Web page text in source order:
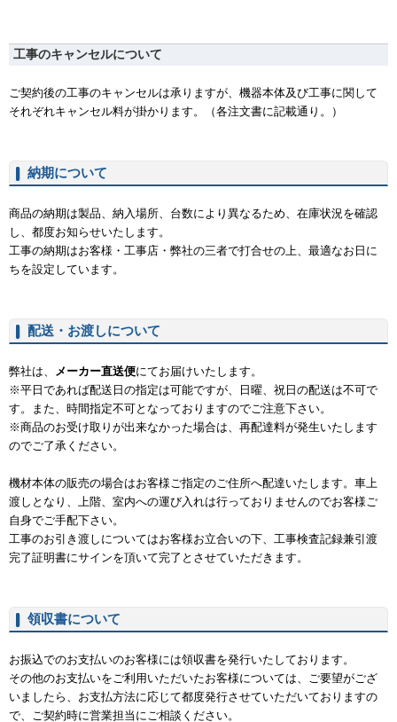
工事のキャンセルについて
ご契約後の工事のキャンセルは承りますが、機器本体及び工事に関して
それぞれキャンセル料が掛かります。（各注文書に記載通り。）
納期について
商品の納期は製品、納入場所、台数により異なるため、在庫状況を確認
し、都度お知らせいたします。
工事の納期はお客様・工事店・弊社の三者で打合せの上、最適なお日に
ちを設定しています。
配送・お渡しについて
弊社は、 メーカー直送便にてお届けいたします。
※平日であれば配送日の指定は可能ですが、日曜、祝日の配送は不可で
す。また、時間指定不可となっておりますのでご注意下さい。
※商品のお受け取りが出来なかった場合は、再配達料が発生いたします
のでご了承ください。
機材本体の販売の場合はお客様ご指定のご住所へ配達いたします。車上
渡しとなり、上階、室内への運び入れは行っておりませんのでお客様ご
自身でご手配下さい。
工事のお引き渡しについてはお客様お立合いの下、工事検査記録兼引渡
完了証明書にサインを頂いて完了とさせていただきます。
領収書について
お振込でのお支払いのお客様には領収書を発行いたしております。
その他のお支払いをご利用いただいたお客様については、ご要望がござ
いましたら、お支払方法に応じて都度発行させていただいておりますの
で、ご契約時に営業担当にご相談ください。